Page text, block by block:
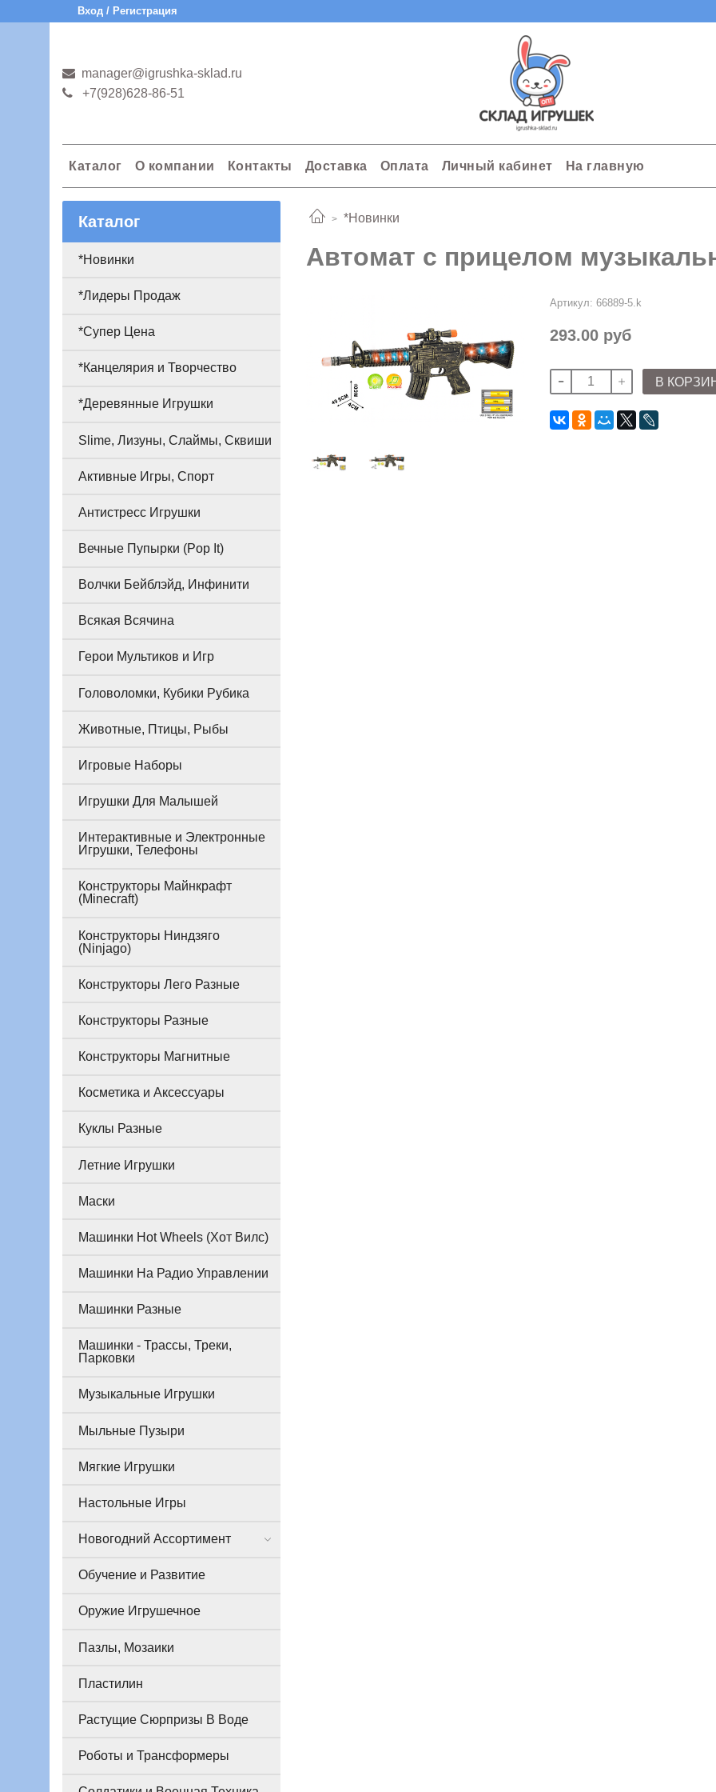
Вход / Регистрация
manager@igrushka-sklad.ru
+7(928)628-86-51
Каталог О компании Контакты Доставка Оплата Личный кабинет На главную
*Новинки
Автомат с прицелом
Артикул: 66889-5.k
293.00 руб
В
Каталог
*Новинки
*Лидеры Продаж
*Супер Цена
*Канцелярия и Творчество
*Деревянные Игрушки
Slime, Лизуны, Слаймы, Сквиши
Активные Игры, Спорт
Антистресс Игрушки
Вечные Пупырки (Pop It)
Волчки Бейблэйд, Инфинити
Всякая Всячина
Герои Мультиков и Игр
Головоломки, Кубики Рубика
Животные, Птицы, Рыбы
Игровые Наборы
Игрушки Для Малышей
Интерактивные и Электронные
Игрушки, Телефоны
Конструкторы Майнкрафт
(Minecraft)
Конструкторы Ниндзяго
(Ninjago)
Конструкторы Лего Разные
Конструкторы Разные
Конструкторы Магнитные
Косметика и Аксессуары
Куклы Разные
Летние Игрушки
Маски
Машинки Hot Wheels (Хот Вилс)
Машинки На Радио Управлении
Машинки Разные
Машинки - Трассы, Треки,
Парковки
Музыкальные Игрушки
Мыльные Пузыри
Мягкие Игрушки
Настольные Игры
Новогодний Ассортимент
Обучение и Развитие
Оружие Игрушечное
Пазлы, Мозаики
Пластилин
Растущие Сюрпризы В Воде
Роботы и Трансформеры